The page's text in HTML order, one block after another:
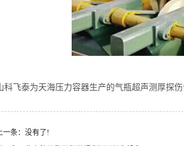
科飞泰为天海压力容器生产的气瓶超声测厚探
一条：没有了!